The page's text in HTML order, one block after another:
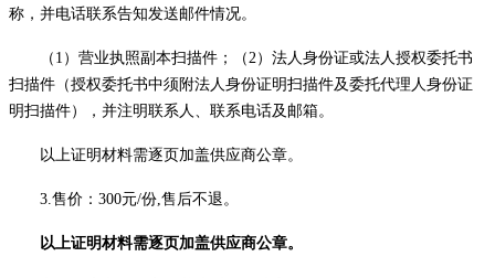
称，并电话联系告知发送邮件情况。
（ 1）营业执照副本扫描件；（2）法人身份证或法人授权委托书
扫描件（授权委托书中须附法人身份证明扫描件及委托代理人身份证
明扫描件），并注明联系人、联系电话及邮箱。
以上证明材料需逐页加盖供应商公章。
3.售价：300元/份,售后不退。
以上证明材料需逐页加盖供应商公章。